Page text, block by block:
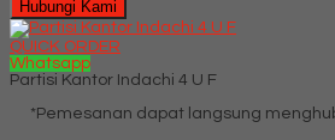
Hubungi Kami
QUICK ORDER
Whatsapp
Partisi Kantor Indachi 4 U F
*Pemesanan dapat langsung